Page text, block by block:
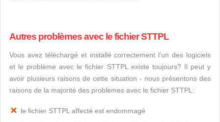
Autres problèmes avec le fichier STTPL
Vous avez téléchargé et installé correctement l'un des logiciels
et le problème avec le fichier STTPL existe toujours? Il peut y
avoir plusieurs raisons de cette situation - nous présentons des
raisons de la majorité des problèmes avec le fichier STTPL:
le fichier STTPL affecté est endommagé